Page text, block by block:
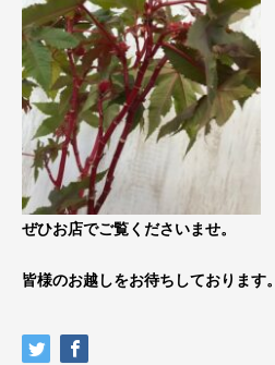
ぜひお店でご覧くださいませ。
皆様のお越しをお待ちしております。